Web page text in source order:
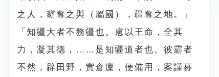
之人，霸奪之與（屬國），疆奪之地。」
「知疆大者不務疆也。慮以王命，全其
力，凝其德，……是知疆道者也。彼霸者
不然，辟田野，實倉廩，便備用，案謹募